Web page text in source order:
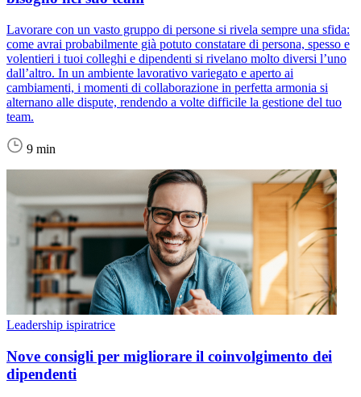
Lavorare con un vasto gruppo di persone si rivela sempre una sfida:
come avrai probabilmente già potuto constatare di persona, spesso e
volentieri i tuoi colleghi e dipendenti si rivelano molto diversi l’uno
dall’altro. In un ambiente lavorativo variegato e aperto ai
cambiamenti, i momenti di collaborazione in perfetta armonia si
alternano alle dispute, rendendo a volte difficile la gestione del tuo
team.
9 min
Leadership ispiratrice
Nove consigli per migliorare il coinvolgimento dei
dipendenti